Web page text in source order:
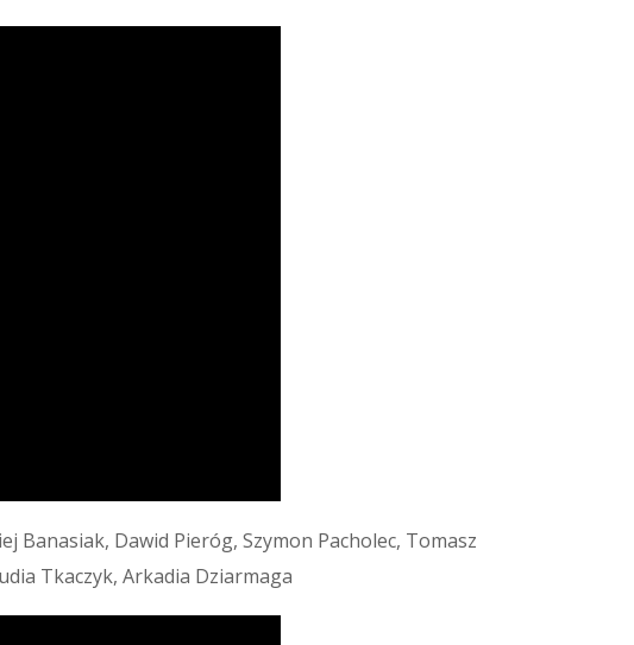
Banasiak, Dawid Pieróg, Szymon Pacholec, Tomasz
Tkaczyk, Arkadia Dziarmaga